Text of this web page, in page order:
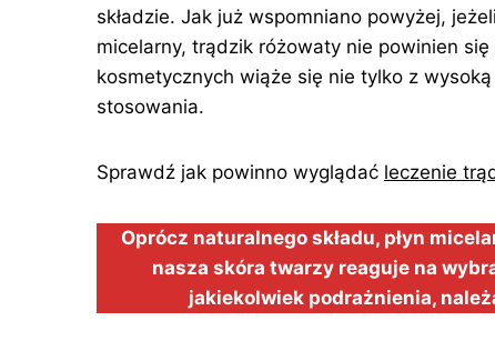
składzie. Jak już wspomniano powyżej,
micelarny, trądzik różowaty nie powinien
kosmetycznych wiąże się nie tylko z
stosowania.
Sprawdź jak powinno wyglądać leczenie
Oprócz naturalnego składu, płyn
nasza skóra twarzy reaguje na
jakiekolwiek podrażnienia,